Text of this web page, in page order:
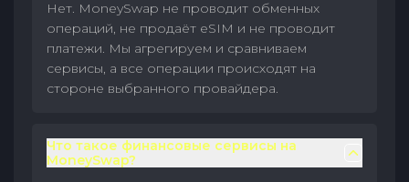
Нет. MoneySwap не проводит обменных
операций, не продаёт eSIM и не проводит
платежи. Мы агрегируем и сравниваем
сервисы, а все операции происходят на
стороне выбранного провайдера.
Что такое финансовые сервисы на
MoneySwap?